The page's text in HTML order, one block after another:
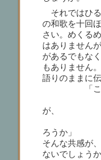
それではひる
の和歌を十回
さい。めくる
はありません
があるでもな
もありません
語りのままに
「この人
それで
が、
うれしく
ろうか」
そんな共感が
ないでしょうか